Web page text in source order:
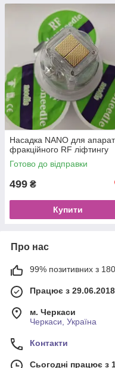
Насадка NANO для
фракційного RF ліфтингу
Готово до відправки
499 ₴
Купити
Про нас
99% позитивних з 180
Працює з 29.06.2018
м. Черкаси
Черкаси, Україна
Контакти
Сьогодні працює з